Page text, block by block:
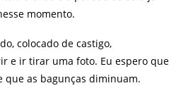
momento.
colocado de castigo,
e ir tirar uma foto. Eu espero que
que as bagunças diminuam.